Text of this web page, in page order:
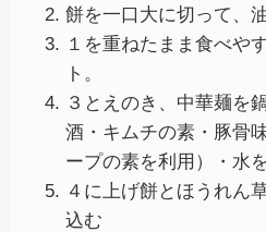
餅を一口大に切って、
１を重ねたまま食べや
ト。
３とえのき、中華麺を
酒・キムチの素・豚骨
ープの素を利用）・水
４に上げ餅とほうれん
込む